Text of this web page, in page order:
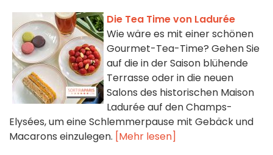
Die Tea Time von Ladurée
Wie wäre es mit einer schönen
Gourmet-Tea-Time? Gehen Sie
auf die in der Saison blühende
Terrasse oder in die neuen
Salons des historischen Maison
Ladurée auf den Champs-
Elysées, um eine Schlemmerpause mit Gebäck und
Macarons einzulegen. [Mehr lesen]